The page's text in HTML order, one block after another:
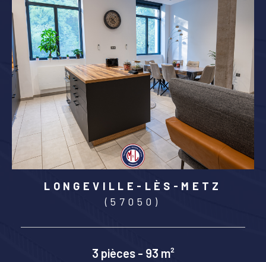
LONGEVILLE-LÈS-METZ
(57050)
3 pièces - 93 m²